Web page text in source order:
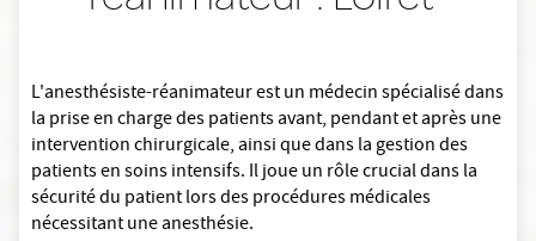
L'anesthésiste-réanimateur est un médecin spécialisé dans
la prise en charge des patients avant, pendant et après une
intervention chirurgicale, ainsi que dans la gestion des
patients en soins intensifs. Il joue un rôle crucial dans la
sécurité du patient lors des procédures médicales
nécessitant une anesthésie.